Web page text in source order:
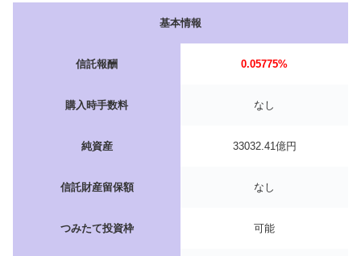
基本情報
信託報酬 0.05775%
購入時手数料 なし
純資産 33032.41億円
信託財産留保額 なし
つみたて投資枠 可能